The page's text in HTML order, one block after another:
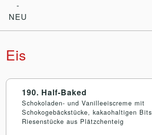
-
NEU
Eis
190. Half-Baked
Schokoladen- und Vanilleeiscreme mit
Schokogebäckstücke, kakaohaltigen
Riesenstücke aus Plätzchenteig